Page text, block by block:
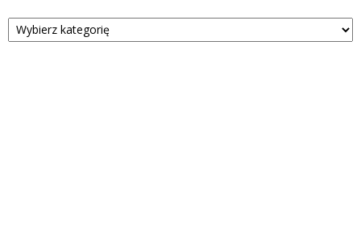
Kategorie